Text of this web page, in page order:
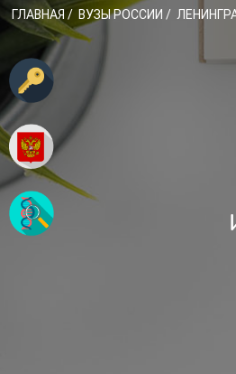
ГЛАВНАЯ / ВУЗЫ РОССИИ /